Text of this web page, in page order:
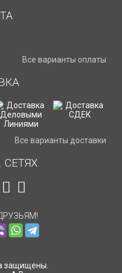
Все варианты оплаты
Все варианты доставки
защищены.